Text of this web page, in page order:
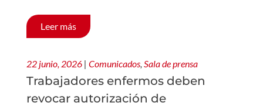
Leer más
22 junio, 2026 | Comunicados, Sala de prensa
Trabajadores enfermos deben
revocar autorización de